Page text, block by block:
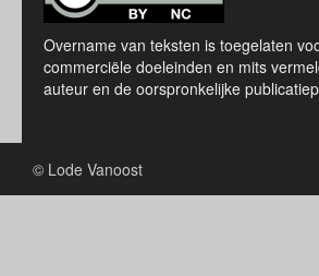
Overname van teksten is toegelaten
commerciële doeleinden en mits
auteur en de oorspronkelijke
© Lode Vanoost